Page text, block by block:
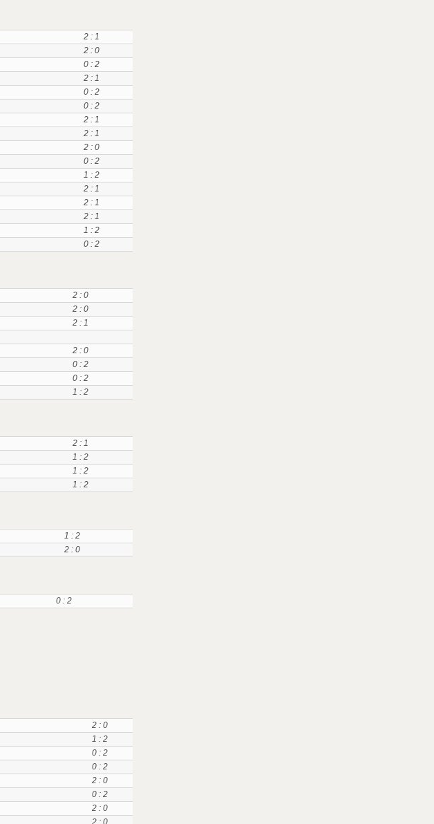
2 : 1
2 : 0
0 : 2
2 : 1
0 : 2
0 : 2
2 : 1
2 : 1
2 : 0
0 : 2
1 : 2
2 : 1
2 : 1
2 : 1
1 : 2
0 : 2
2 : 0
2 : 0
2 : 1
2 : 0
0 : 2
0 : 2
1 : 2
2 : 1
1 : 2
1 : 2
1 : 2
1 : 2
2 : 0
0 : 2
2 : 0
1 : 2
0 : 2
0 : 2
2 : 0
0 : 2
2 : 0
2 : 0